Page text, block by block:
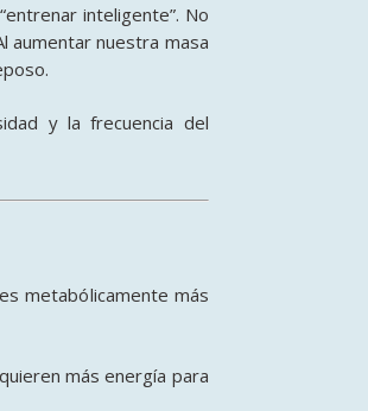
inteligente”. No
aumentar nuestra masa
.
y la frecuencia del
metabólicamente más
más energía para